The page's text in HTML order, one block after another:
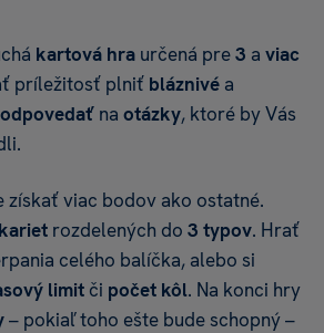
kartová hra určená pre3 a viac
príležitosť plniť bláznivé a
odpovedať na otázky, ktoré by Vás
získať viac bodov ako ostatné.
rozdelených do 3 typov. Hrať
celého balíčka, alebo si
limit či počet kôl. Na konci hry
– pokiaľ toho ešte bude schopný –